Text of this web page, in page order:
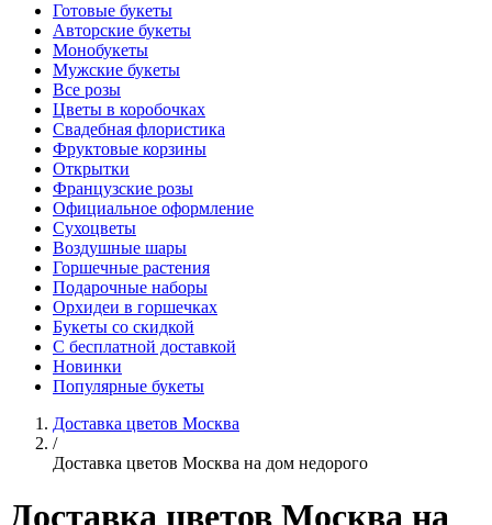
Готовые букеты
Авторские букеты
Монобукеты
Мужские букеты
Все розы
Цветы в коробочках
Свадебная флористика
Фруктовые корзины
Открытки
Французские розы
Официальное оформление
Сухоцветы
Воздушные шары
Горшечные растения
Подарочные наборы
Орхидеи в горшечках
Букеты со скидкой
С бесплатной доставкой
Новинки
Популярные букеты
Доставка цветов Москва
/
Доставка цветов Москва на дом недорого
Доставка цветов Москва на